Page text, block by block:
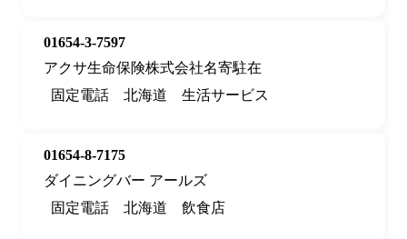
01654-3-7597
アクサ生命保険株式会社名寄駐在
固定電話
北海道 生活サービス
01654-8-7175
ダイニングバー アールズ
固定電話
北海道 飲食店